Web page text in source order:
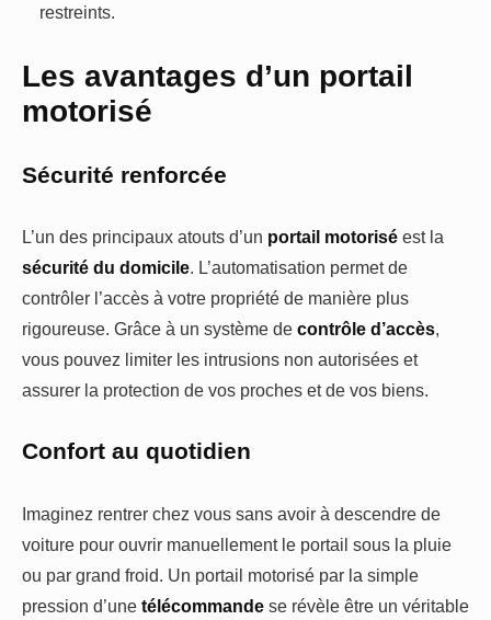
restreints.
Les avantages d’un portail
motorisé
Sécurité renforcée
L’un des principaux atouts d’un portail motorisé est la
sécurité du domicile. L’automatisation permet de
contrôler l’accès à votre propriété de manière plus
rigoureuse. Grâce à un système de contrôle d’accès,
vous pouvez limiter les intrusions non autorisées et
assurer la protection de vos proches et de vos biens.
Confort au quotidien
Imaginez rentrer chez vous sans avoir à descendre de
voiture pour ouvrir manuellement le portail sous la pluie
ou par grand froid. Un portail motorisé par la simple
pression d’une télécommande se révèle être un véritable